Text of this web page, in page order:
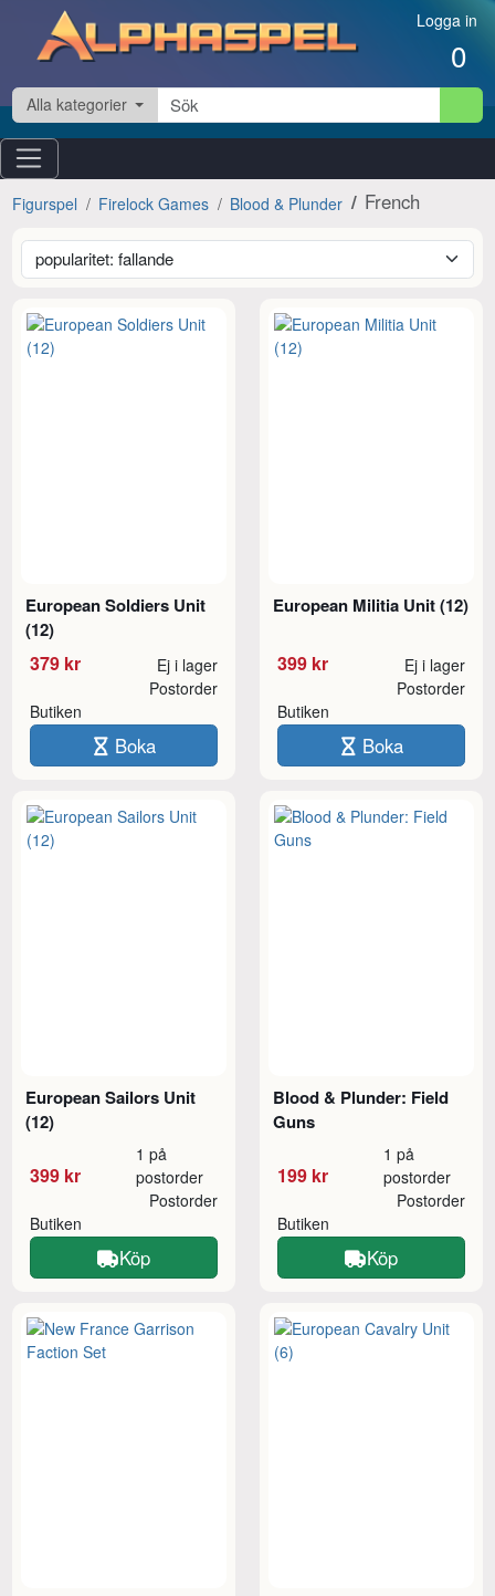
Hoppa till innehåll Logga in
0
Alla kategorier
Figurspel Firelock Games Blood & Plunder French
European Soldiers Unit
(12)
379 kr Ej i lager
Butiken
Postorder
Boka
European Militia Unit (12)
399 kr Ej i lager
Butiken
Postorder
Boka
European Sailors Unit
(12)
399 kr
1 på
postorder
Butiken
Postorder
Köp
Blood & Plunder: Field
Guns
199 kr
1 på
postorder
Butiken
Postorder
Köp